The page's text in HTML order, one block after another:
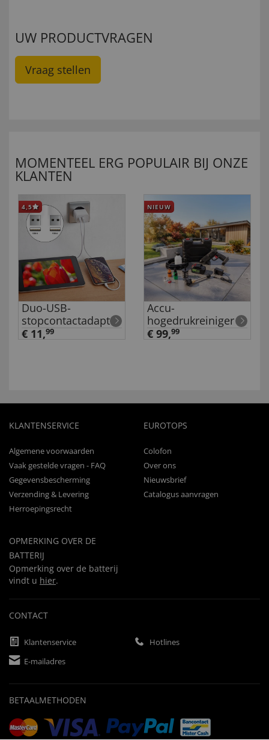
UW PRODUCTVRAGEN
Vraag stellen
MOMENTEEL ERG POPULAIR BIJ ONZE
KLANTEN
4,5
Duo-USB-
stopcontactadapter
€ 11,99
NIEUW
Accu-
hogedrukreiniger
€ 99,99
KLANTENSERVICE
Algemene voorwaarden
Vaak gestelde vragen - FAQ
Gegevensbescherming
Verzending & Levering
Herroepingsrecht
OPMERKING OVER DE
BATTERIJ
Opmerking over de batterij
vindt u hier.
EUROTOPS
Colofon
Over ons
Nieuwsbrief
Catalogus aanvragen
CONTACT
Klantenservice
Hotlines
E-mailadres
BETAALMETHODEN